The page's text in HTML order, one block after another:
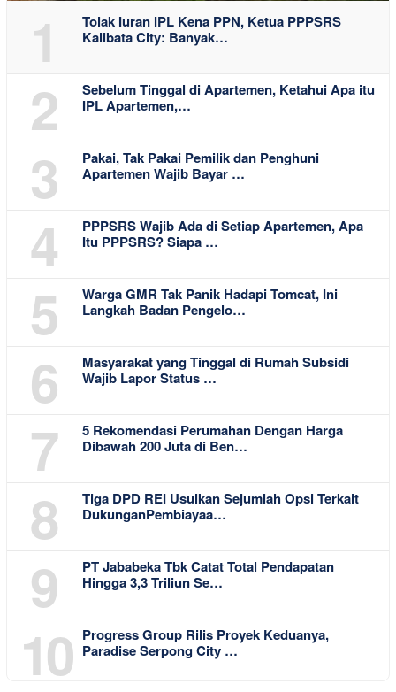
1
Tolak Iuran IPL Kena PPN, Ketua PPPSRS
Kalibata City: Banyak…
2
Sebelum Tinggal di Apartemen, Ketahui Apa itu
IPL Apartemen,…
3
Pakai, Tak Pakai Pemilik dan Penghuni
Apartemen Wajib Bayar …
4
PPPSRS Wajib Ada di Setiap Apartemen, Apa
Itu PPPSRS? Siapa …
5
Warga GMR Tak Panik Hadapi Tomcat, Ini
Langkah Badan Pengelo…
6
Masyarakat yang Tinggal di Rumah Subsidi
Wajib Lapor Status …
7
5 Rekomendasi Perumahan Dengan Harga
Dibawah 200 Juta di Ben…
8
Tiga DPD REI Usulkan Sejumlah Opsi Terkait
DukunganPembiayaa…
9
PT Jababeka Tbk Catat Total Pendapatan
Hingga 3,3 Triliun Se…
10
Progress Group Rilis Proyek Keduanya,
Paradise Serpong City …